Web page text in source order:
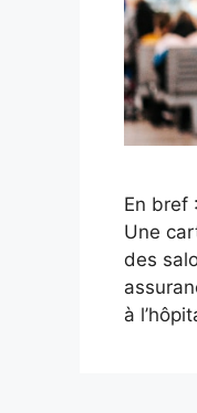
En bref
Une
des
à